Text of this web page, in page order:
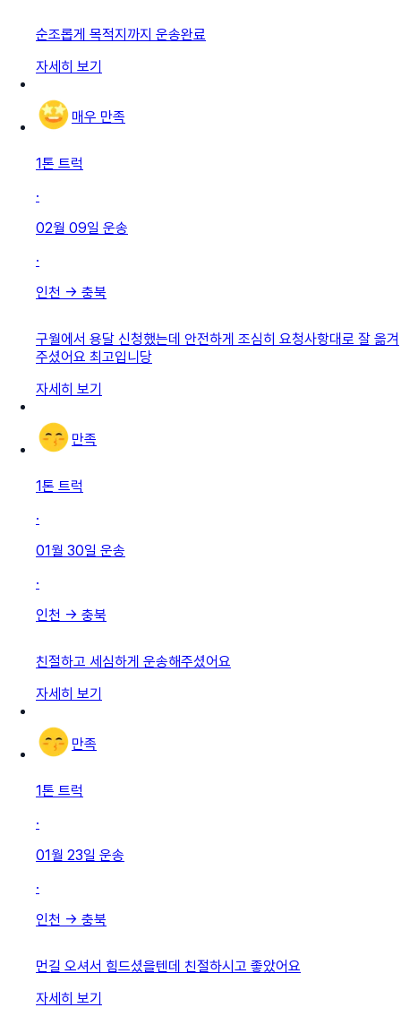
순조롭게 목적지까지 운송완료
자세히 보기
매우 만족
1톤 트럭
·
02월 09일 운송
·
인천 → 충북
구월에서 용달 신청했는데 안전하게 조심히 요청사항대로 잘 옮겨
주셨어요 최고입니당
자세히 보기
만족
1톤 트럭
·
01월 30일 운송
·
인천 → 충북
친절하고 세심하게 운송해주셨어요
자세히 보기
만족
1톤 트럭
·
01월 23일 운송
·
인천 → 충북
먼길 오셔서 힘드셨을텐데 친절하시고 좋았어요
자세히 보기